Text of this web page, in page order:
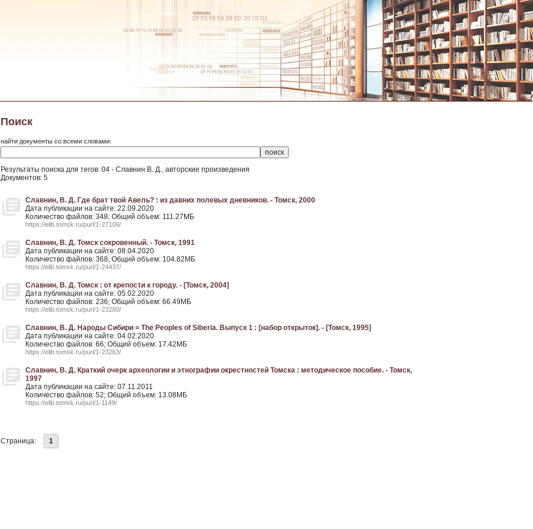
Поиск
найти документы со всеми словами:
Результаты поиска для тегов: 04 - Славнин В. Д., авторские произведения
Документов: 5
Славнин, В. Д. Где брат твой Авель? : из давних полевых дневников. - Томск, 2000
Дата публикации на сайте: 22.09.2020
Количество файлов: 348; Общий объем: 111.27МБ
https://elib.tomsk.ru/purl/1-27106/
Славнин, В. Д. Томск сокровенный. - Томск, 1991
Дата публикации на сайте: 08.04.2020
Количество файлов: 368; Общий объем: 104.82МБ
https://elib.tomsk.ru/purl/1-24437/
Славнин, В. Д. Томск : от крепости к городу. - [Томск, 2004]
Дата публикации на сайте: 05.02.2020
Количество файлов: 236; Общий объем: 66.49МБ
https://elib.tomsk.ru/purl/1-23280/
Славнин, В. Д. Народы Сибири = The Peoples of Siberia. Выпуск 1 : [набор открыток]. - [Томск, 1995]
Дата публикации на сайте: 04.02.2020
Количество файлов: 66; Общий объем: 17.42МБ
https://elib.tomsk.ru/purl/1-23263/
Славнин, В. Д. Краткий очерк археологии и этнографии окрестностей Томска : методическое пособие. - Томск,
1997
Дата публикации на сайте: 07.11.2011
Количество файлов: 52; Общий объем: 13.08МБ
https://elib.tomsk.ru/purl/1-1149/
Страница: 1